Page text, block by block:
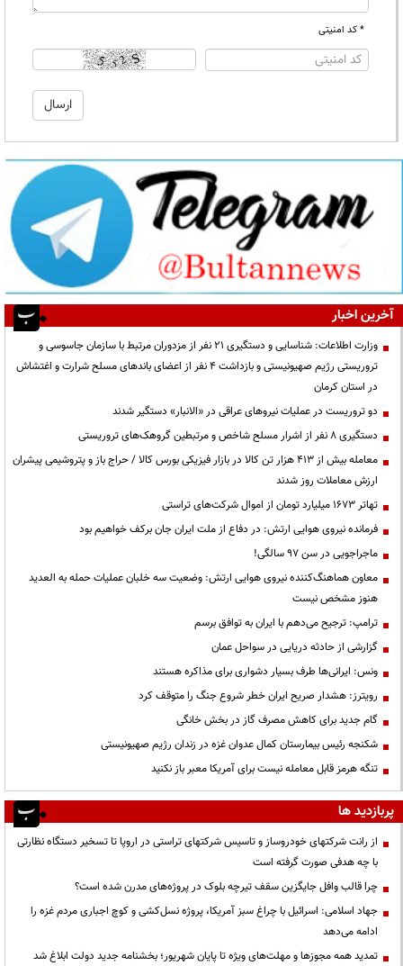
* کد امنیتی
آخرین اخبار
وزارت اطلاعات: شناسایی و دستگیری ۲۱ نفر از مزدوران مرتبط با سازمان جاسوسی و
تروریستی رژیم صهیونیستی و بازداشت ۴ نفر از اعضای باندهای مسلح شرارت و اغتشاش
در استان کرمان
دو تروریست در عملیات نیروهای عراقی در «الانبار» دستگیر شدند
دستگیری ۸ نفر از اشرار مسلح شاخص و مرتبطین گروهک‌های تروریستی
معامله بیش از ۴۱۳ هزار تن کالا در بازار فیزیکی بورس کالا / حراج باز و پتروشیمی پیشران
ارزش معاملات روز شدند
تهاتر ۱۶۷۳ میلیارد تومان از اموال شرکت‌های تراستی
فرمانده نیروی هوایی ارتش: در دفاع از ملت ایران جان برکف خواهیم بود
ماجراجویی در سن ۹۷ سالگی!
معاون هماهنگ‌کننده نیروی هوایی ارتش: وضعیت سه خلبان عملیات حمله به العدید
هنوز مشخص نیست
ترامپ: ترجیح می‌دهم با ایران به توافق برسم
گزارشی از حادثه دریایی در سواحل عمان
ونس: ایرانی‌ها طرف بسیار دشواری برای مذاکره هستند
رویترز: هشدار صریح ایران خطر شروع جنگ را متوقف کرد
گام جدید برای کاهش مصرف گاز در بخش خانگی
شکنجه رئیس بیمارستان کمال عدوان غزه در زندان رژیم صهیونیستی
تنگه هرمز قابل معامله نیست برای آمریکا معبر باز نکنید
پربازدید ها
از رانت‌ شرکتهای خودروساز و تاسیس شرکتهای تراستی در اروپا تا تسخیر دستگاه نظارتی
با چه هدفی صورت گرفته است
چرا قالب وافل جایگزین سقف تیرچه بلوک در پروژه‌های مدرن شده است؟
جهاد اسلامی: اسرائیل با چراغ سبز آمریکا، پروژه نسل‌کشی و کوچ اجباری مردم غزه را
ادامه می‌دهد
تمدید همه مجوزها و مهلت‌های ویژه تا پایان شهریور؛ بخشنامه جدید دولت ابلاغ شد